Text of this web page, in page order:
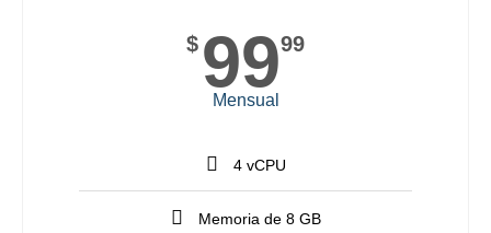
$ 9999
Mensual
4 vCPU
Memoria de 8 GB